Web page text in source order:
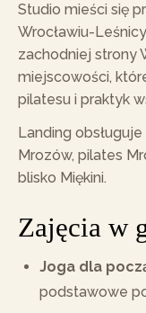
Studio mieści się
Wrocławiu-
zachodniej strony
miejscowości,
pilatesu i praktyk
Landing
Mrozów, pilates
blisko Miękini.
Zajęcia w
Joga dla
podstawowe